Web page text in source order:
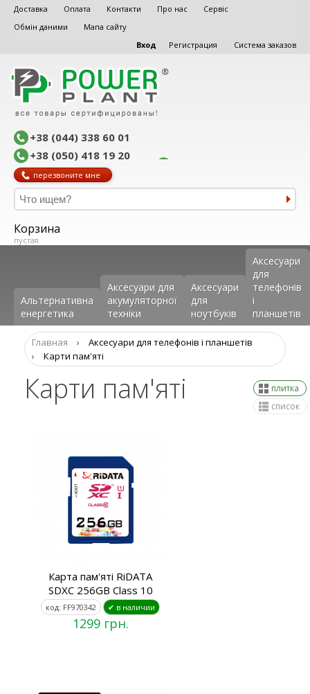
Доставка Оплата Контакти Про нас
Сервіс
Обмін даними
Мапа сайту
Вход
Регистрация Система заказов
+38 (044) 338 60 01
+38 (050) 418 19 20
перезвоните мне
Корзина
пустая
Альтернативна
енергетика
Аксесуари для
акумуляторної
техніки
Аксесуари
для
ноутбуків
Аксеcуари
для
телефонів
і
планшетів
Главная ›
Аксеcуари для телефонів і планшетів
›
Карти пам'яті
Карти пам'яті
плитка
список
Карта пам'яті RiDATA
SDXC 256GB Class 10
код: FF970342 ✔ в наличии
1299 грн.